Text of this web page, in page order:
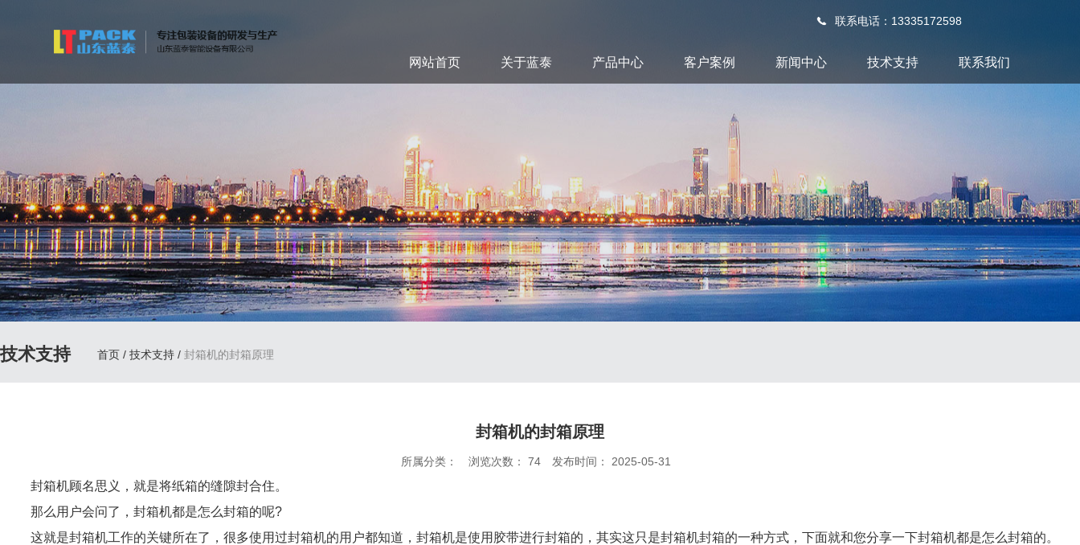
联系电话：13335172598
网站首页 关于蓝泰 产品中心 客户案例 新闻中心 技术支持 联系我们
技术支持 首页 / 技术支持 / 封箱机的封箱原理
封箱机的封箱原理
所属分类： 浏览次数： 74 发布时间： 2025-05-31
封箱机顾名思义，就是将纸箱的缝隙封合住。
那么用户会问了，封箱机都是怎么封箱的呢?
这就是封箱机工作的关键所在了，很多使用过封箱机的用户都知道，封箱机是使用胶带进行封箱的，其实这只是封箱机封箱的一种方式，下面就和您分享一下封箱机都是怎么封箱的。